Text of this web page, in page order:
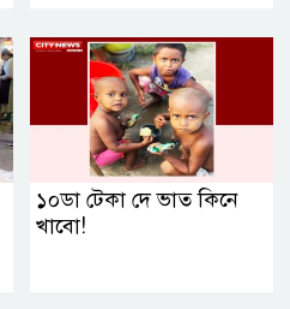
১০ডা টেকা দে ভাত কিনে
খাবো!